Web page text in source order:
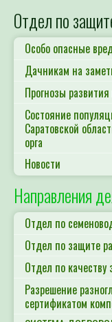
Отдел по
Особо опасные
Дачникам на
Прогнозы
Состояние
Саратовской
орга
Новости
Направления
Отдел по
Отдел по защите
Отдел по качеству
Разрешение
сертификатом